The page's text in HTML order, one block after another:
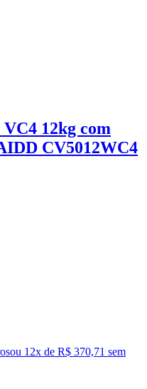
12kg com
CV5012WC4
ou 12x de R$ 370,71 sem